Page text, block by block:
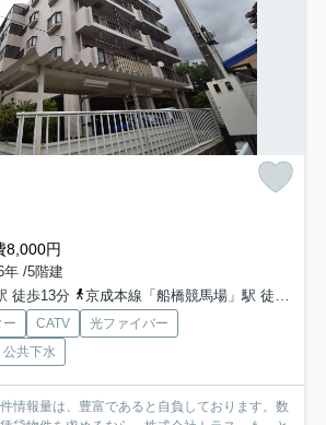
8,000円
年 /5階建
徒歩13分
京成本線「船橋競馬場」駅 徒歩13分
ー CATV
光ファイバー
公共下水
情報量は、豊富であると自負しております。数